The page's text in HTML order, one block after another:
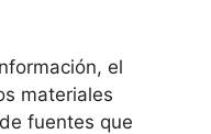
el
materiales
fuentes que